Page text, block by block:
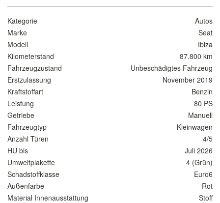
Kategorie
Autos
Marke
Seat
Modell
Ibiza
Kilometerstand
87.800 km
Fahrzeugzustand
Unbeschädigtes Fahrzeug
Erstzulassung
November 2019
Kraftstoffart
Benzin
Leistung
80 PS
Getriebe
Manuell
Fahrzeugtyp
Kleinwagen
Anzahl Türen
4/5
HU bis
Juli 2026
Umweltplakette
4 (Grün)
Schadstoffklasse
Euro6
Außenfarbe
Rot
Material Innenausstattung
Stoff